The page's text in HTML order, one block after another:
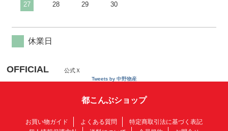
27 28 29 30
休業日
OFFICIAL 公式Ｘ
Tweets by 中野物産
都こんぶショップ
お買い物ガイド よくある質問
特定商取引法に基づく表記